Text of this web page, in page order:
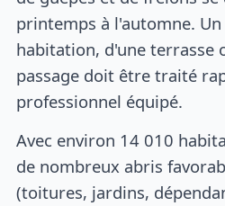
printemps à l'automne.
habitation, d'une terrasse
passage doit être traité
professionnel équipé.
Avec environ 14 010
de nombreux abris
(toitures, jardins,